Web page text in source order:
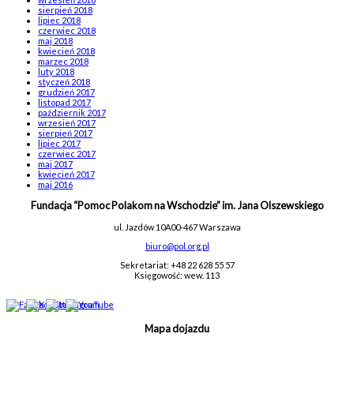
sierpień 2018
lipiec 2018
czerwiec 2018
maj 2018
kwiecień 2018
marzec 2018
luty 2018
styczeń 2018
grudzień 2017
listopad 2017
październik 2017
wrzesień 2017
sierpień 2017
lipiec 2017
czerwiec 2017
maj 2017
kwiecień 2017
maj 2016
Fundacja “Pomoc Polakom na Wschodzie” im. Jana Olszewskiego
ul. Jazdów 10A00-467 Warszawa
biuro@pol.org.pl
Sekretariat: +48 22 628 55 57
Księgowość: wew. 113
Mapa dojazdu